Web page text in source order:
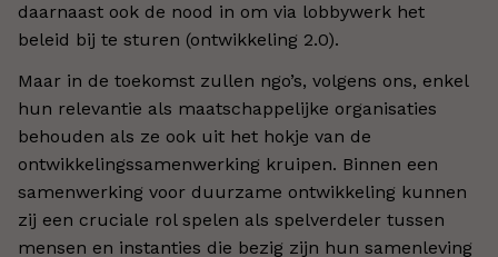
daarnaast ook de nood in om via lobbywerk het
beleid bij te sturen (ontwikkeling 2.0).
Maar in de toekomst zullen ngo’s, volgens ons, enkel
hun relevantie als maatschappelijke organisaties
behouden als ze ook uit het hokje van de
ontwikkelingssamenwerking kruipen. Binnen een
samenwerking voor duurzame ontwikkeling kunnen
zij een cruciale rol spelen als spelverdeler tussen
mensen en instanties die bezig zijn hun samenleving